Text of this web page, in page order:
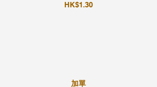
HK$1.30
加單